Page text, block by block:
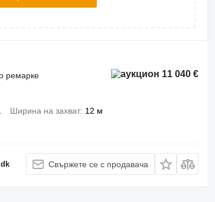
11 040 €
ремарке
Ширина на захват 12 м
Свържете се с продавача